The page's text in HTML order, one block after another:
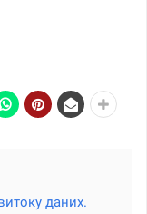
даних.